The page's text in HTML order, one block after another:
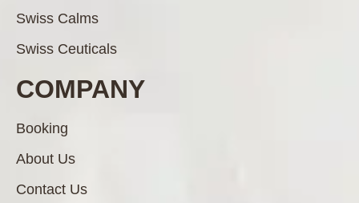
Swiss Calms
Swiss Ceuticals
COMPANY
Booking
About Us
Contact Us